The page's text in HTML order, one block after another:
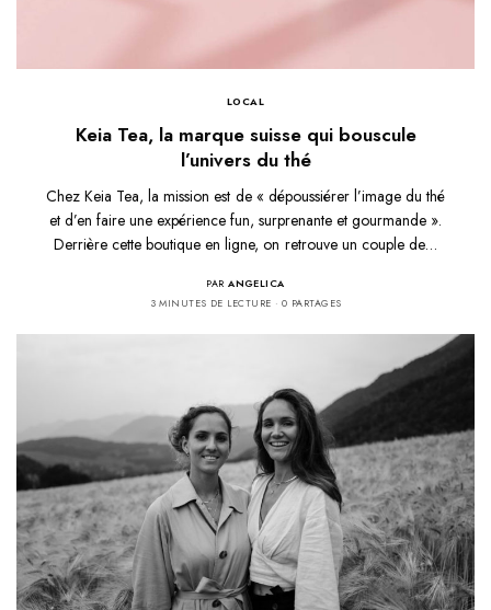
LOCAL
Keia Tea, la marque suisse qui bouscule
l’univers du thé
Chez Keia Tea, la mission est de « dépoussiérer l’image du thé
et d’en faire une expérience fun, surprenante et gourmande ».
Derrière cette boutique en ligne, on retrouve un couple de…
PAR ANGELICA
3 MINUTES DE LECTURE
0 PARTAGES